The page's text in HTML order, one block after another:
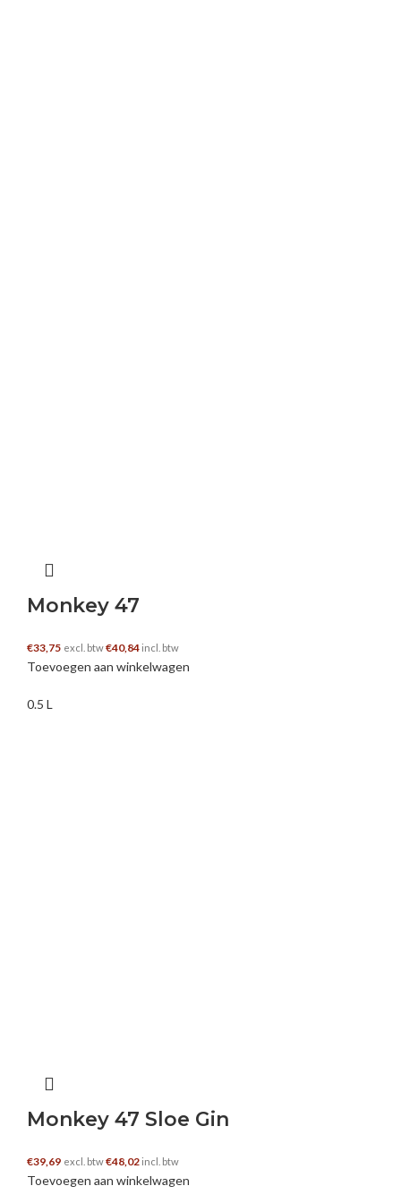
Monkey 47
€33,75 excl. btw€40,84 incl. btw
Toevoegen aan winkelwagen
0.5 L
Monkey 47 Sloe Gin
€39,69 excl. btw€48,02 incl. btw
Toevoegen aan winkelwagen